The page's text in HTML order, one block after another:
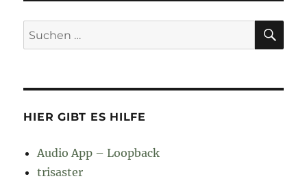
Suchen
nach:
HIER GIBT ES HILFE
Audio App – Loopback
trisaster